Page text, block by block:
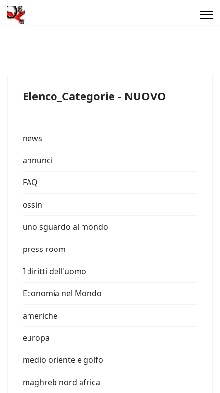
Elenco_Categorie - NUOVO
news
annunci
FAQ
ossin
uno sguardo al mondo
press room
I diritti dell'uomo
Economia nel Mondo
americhe
europa
medio oriente e golfo
maghreb nord africa